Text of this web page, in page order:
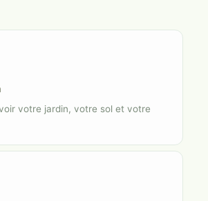
votre jardin, votre sol et votre